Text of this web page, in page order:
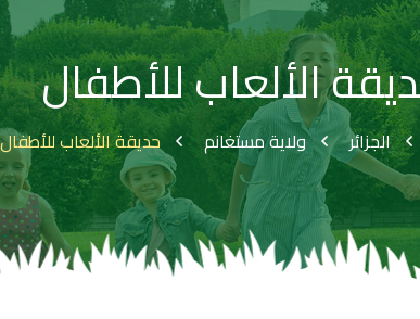
الألعاب للأطفال
الجزائر ولاية مستغانم حديقة الألعاب للأطفال